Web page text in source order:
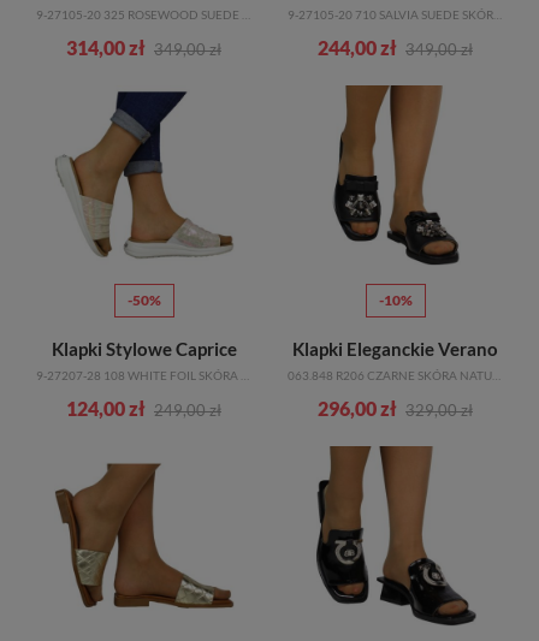
314,00 zł 349,00 zł
9-27105-20 710 SALVIA SUEDE SKÓRA NATURALNA_TN
244,00 zł 349,00 zł
-50%
Klapki Stylowe Caprice
124,00 zł 249,00 zł
-10%
Klapki Eleganckie Verano
063.848 R206 CZARNE SKÓRA NATURALNA_TN
296,00 zł 329,00 zł